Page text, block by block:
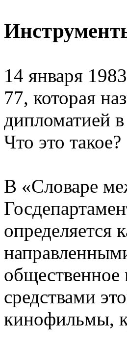
14 января
77, которая
дипломатией
Что это такое?
В «Словаре
определяется
средствами
кинофильмы,